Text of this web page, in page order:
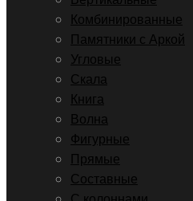
Комбинированные
Памятники с Аркой
Угловые
Скала
Книга
Волна
Фигурные
Прямые
Составные